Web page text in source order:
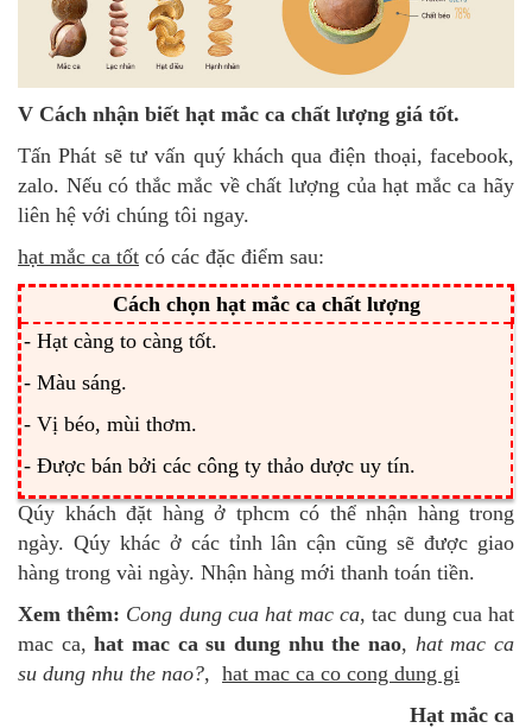
V Cách nhận biết hạt mắc ca chất lượng giá tốt.
Tấn Phát sẽ tư vấn quý khách qua điện thoại, facebook,
zalo. Nếu có thắc mắc về chất lượng của hạt mắc ca hãy
liên hệ với chúng tôi ngay.
hạt mắc ca tốt có các đặc điểm sau:
Cách chọn hạt mắc ca chất lượng
- Hạt càng to càng tốt.
- Màu sáng.
- Vị béo, mùi thơm.
- Được bán bởi các công ty thảo dược uy tín.
Qúy khách đặt hàng ở tphcm có thể nhận hàng trong
ngày. Qúy khác ở các tỉnh lân cận cũng sẽ được giao
hàng trong vài ngày. Nhận hàng mới thanh toán tiền.
Xem thêm: Cong dung cua hat mac ca, tac dung cua hat
mac ca,hat mac ca su dung nhu the nao, hat mac ca
su dung nhu the nao?, hat mac ca co cong dung gi
Hạt mắc ca